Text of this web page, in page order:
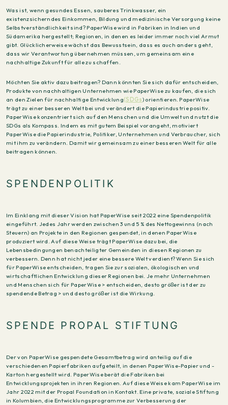
Was ist, wenn gesundes Essen, sauberes Trinkwasser, ein
existenzsicherndes Einkommen, Bildung und medizinische Versorgung keine
Selbstverständlichkeit sind? PaperWise wird in Fabriken in Indien und
Südamerika hergestellt; Regionen, in denen es leider immer noch viel Armut
gibt. Glücklicherweise wächst das Bewusstsein, dass es auch anders geht,
dass wir Verantwortung übernehmen müssen, um gemeinsam eine
nachhaltige Zukunft für alle zu schaffen.
Möchten Sie aktiv dazu beitragen? Dann könnten Sie sich dafür entscheiden,
Produkte von nachhaltigen Unternehmen wie PaperWise zu kaufen, die sich
an den Zielen für nachhaltige Entwicklung(SDGs) orientieren. PaperWise
trägt zu einer besseren Welt bei und verändert die Papierindustrie positiv.
PaperWise konzentriert sich auf den Menschen und die Umwelt und nutzt die
SDGs als Kompass. Indem es mit gutem Beispiel vorangeht, motiviert
PaperWise die Papierindustrie, Politiker, Unternehmen und Verbraucher, sich
mit ihm zu verändern. Damit wir gemeinsam zu einer besseren Welt für alle
beitragen können.
SPENDENPOLITIK
Im Einklang mit dieser Vision hat PaperWise seit 2022 eine Spendenpolitik
eingeführt. Jedes Jahr werden zwischen 3 und 5 % des Nettogewinns (nach
Steuern) an Projekte in den Regionen gespendet, in denen PaperWise
produziert wird. Auf diese Weise trägt PaperWise dazu bei, die
Lebensbedingungen benachteiligter Gemeinden in diesen Regionen zu
verbessern. Denn hat nicht jeder eine bessere Welt verdient? Wenn Sie sich
für PaperWise entscheiden, tragen Sie zur sozialen, ökologischen und
wirtschaftlichen Entwicklung dieser Regionen bei. Je mehr Unternehmen
und Menschen sich für PaperWise > entscheiden, desto größer ist der zu
spendende Betrag > und desto größer ist die Wirkung.
SPENDE PROPAL STIFTUNG
Der von PaperWise gespendete Gesamtbetrag wird anteilig auf die
verschiedenen Papierfabriken aufgeteilt, in denen PaperWise-Papier und -
Karton hergestellt wird. PaperWise berät die Fabriken bei
Entwicklungsprojekten in ihren Regionen. Auf diese Weise kam PaperWise im
Jahr 2022 mit der Propal Foundation in Kontakt. Eine private, soziale Stiftung
in Kolumbien, die Entwicklungsprogramme zur Verbesserung der